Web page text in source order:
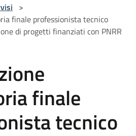
>
finale professionista tecnico
di progetti finanziati con PNRR
finale
tecnico